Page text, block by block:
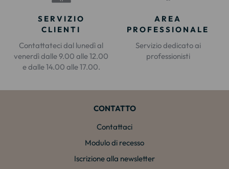
SERVIZIO
CLIENTI
Contattateci dal lunedì al
venerdì dalle 9.00 alle 12.00
e dalle 14.00 alle 17.00.
AREA
PROFESSIONALE
Servizio dedicato ai
professionisti
CONTATTO
Contattaci
Modulo di recesso
Iscrizione alla newsletter